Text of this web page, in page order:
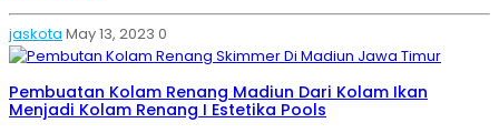
jaskota May 13, 2023 0
Pembuatan Kolam Renang Madiun Dari Kolam Ikan
Menjadi Kolam Renang I Estetika Pools